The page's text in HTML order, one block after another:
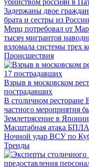
Задержаны двое
брата и сестры из
Мерц потребовал от
тысяч мигрантов
взломала системы трех
Происшествия
Взрыв в московском
пострадавших
В столичном ресторане
частного мероприятия
Землетрясение в
Масштабная атака
Ночной удар ВСУ по
Тренды